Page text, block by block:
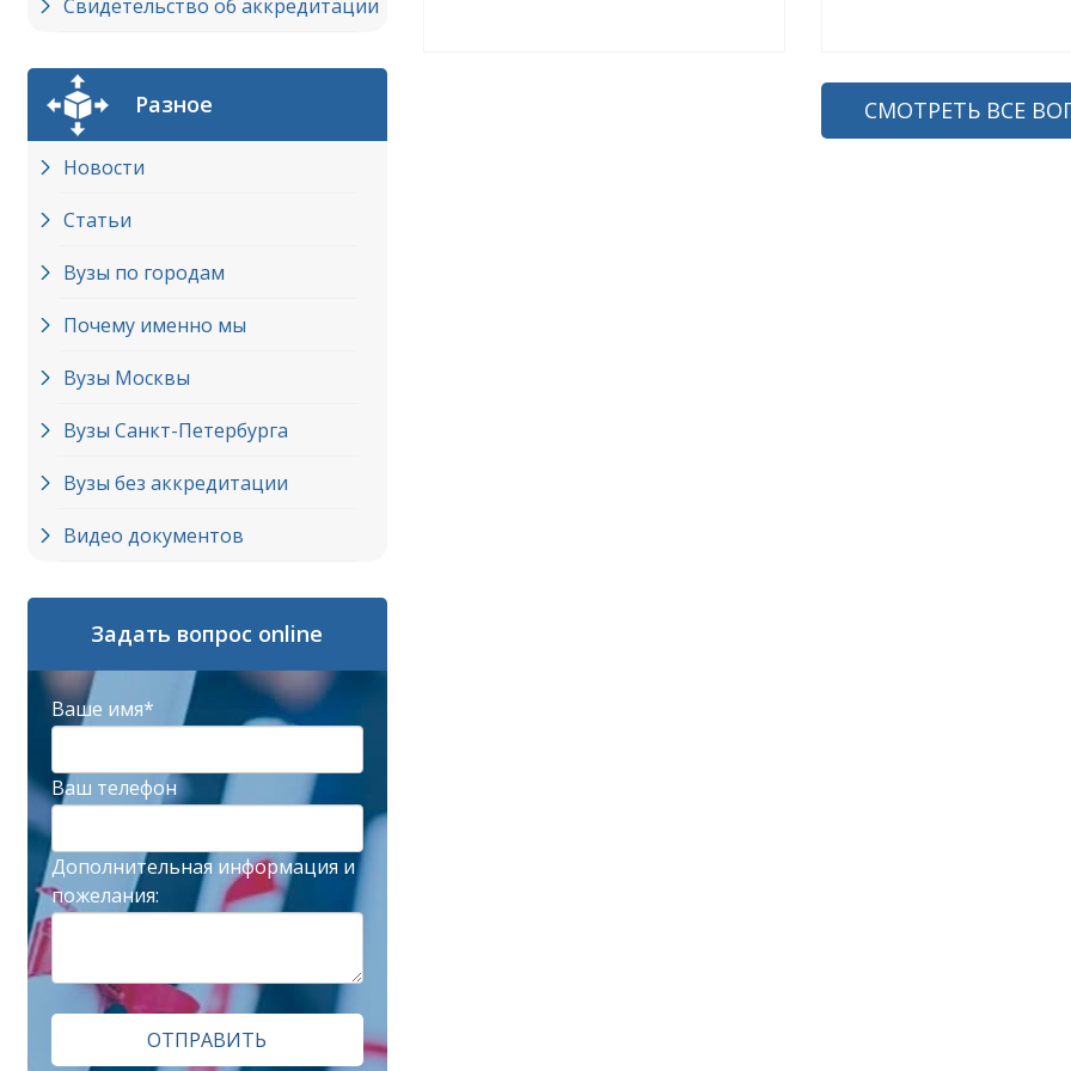
Свидетельство об аккредитации
Разное
Новости
Статьи
Вузы по городам
Почему именно мы
Вузы Москвы
Вузы Cанкт-Петербурга
Вузы без аккредитации
Видео документов
Задать вопрос online
Ваше имя*
Ваш телефон
Дополнительная информация и
пожелания:
ОТПРАВИТЬ
СМОТРЕТЬ ВСЕ